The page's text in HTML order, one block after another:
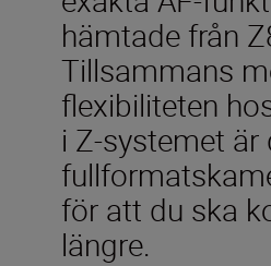
hämtade från
Tillsammans
flexibiliteten
i Z-systemet är
för att du ska
längre.